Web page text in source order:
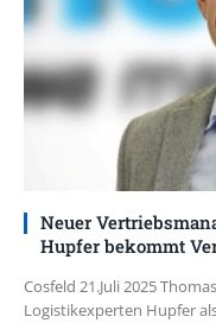
Neuer
Hupfer bekommt
Cosfeld 21.Juli 2025
Logistikexperten Hupfer